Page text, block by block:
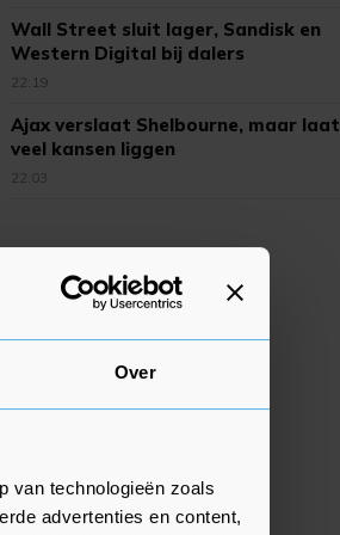
Over
van technologieën zoals
advertenties en content,
Wall Street sluit lager, Sandisk en
Western Digital bij dalers
22:19
Ajax verslaat Shelbourne, maar laat
veel kansen liggen
22:03